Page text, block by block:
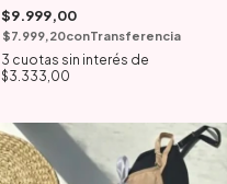
$9.999,00
$7.999,20conTransferencia
3 cuotas sin interés de
$3.333,00